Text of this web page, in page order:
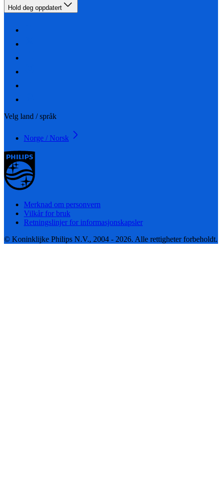
Hold deg oppdatert
Velg land / språk
Norge / Norsk
Merknad om personvern
Vilkår for bruk
Retningslinjer for informasjonskapsler
© Koninklijke Philips N.V., 2004 - 2026. Alle rettigheter forbeholdt.